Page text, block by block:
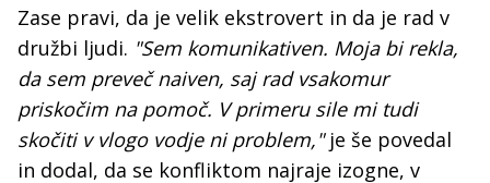
Zase pravi, da je velik ekstrovert in da je rad v
družbi ljudi. "Sem komunikativen. Moja bi rekla,
da sem preveč naiven, saj rad vsakomur
priskočim na pomoč. V primeru sile mi tudi
skočiti v vlogo vodje ni problem,"je še povedal
in dodal, da se konfliktom najraje izogne, v